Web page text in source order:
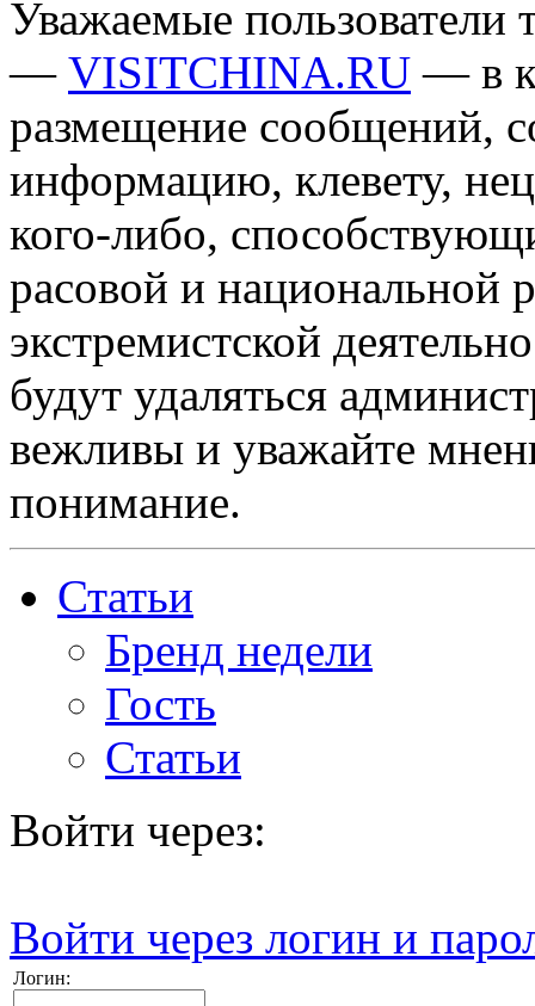
Уважаемые пользователи
— VISITCHINA.RU — в
размещение сообщений,
информацию, клевету,
кого-либо,
расовой и национальной
экстремистской
будут удаляться
вежливы и уважайте
понимание.
Статьи
Бренд недели
Гость
Статьи
Войти через:
Войти через логин и
Логин: